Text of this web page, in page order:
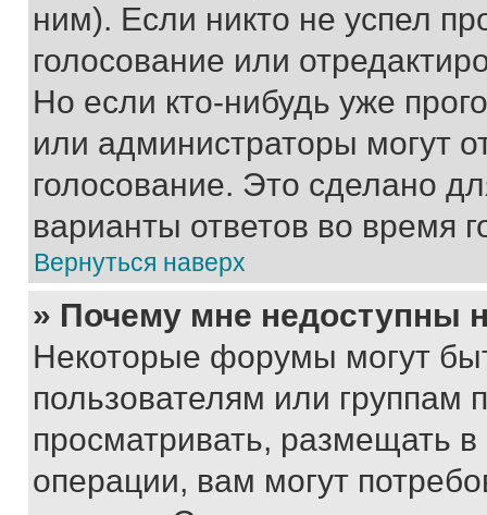
ним). Если никто не успел
голосование или
Но если кто-нибудь уже
или администраторы могут
голосование. Это сделано
варианты ответов во время
Вернуться наверх
» Почему мне недоступны
Некоторые форумы могут
пользователям или группам
просматривать, размещать
операции, вам могут